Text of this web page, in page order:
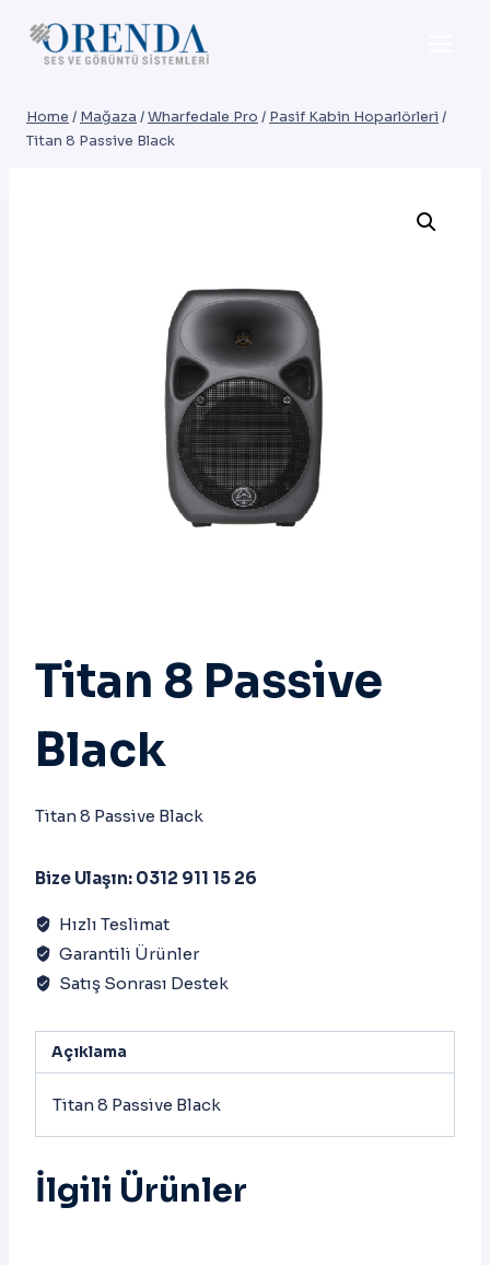
Home / Mağaza /Wharfedale Pro / Pasif Kabin Hoparlörleri /
Titan 8 Passive Black
Titan 8 Passive
Black
Titan 8 Passive Black
Bize Ulaşın: 0312 911 15 26
Hızlı Teslimat
Garantili Ürünler
Satış Sonrası Destek
Açıklama
Titan 8 Passive Black
İlgili Ürünler